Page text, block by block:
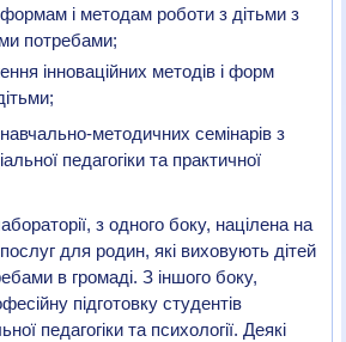
і методам роботи з дітьми з
потребами;
інноваційних методів і форм
методичних семінарів з
педагогіки та практичної
з одного боку, націлена на
для родин, які виховують дітей
в громаді. З іншого боку,
підготовку студентів
педагогіки та психології. Деякі